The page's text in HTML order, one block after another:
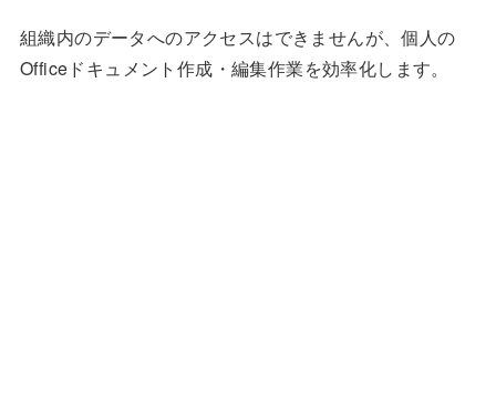
組織内のデータへのアクセスはできませんが、個人の
Officeドキュメント作成・編集作業を効率化します。